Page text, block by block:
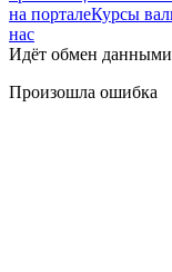
на порталеКурсы
нас
Идёт обмен
Произошла ошибка